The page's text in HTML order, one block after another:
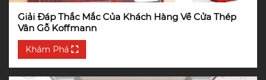
Giải Đáp Thắc Mắc Của Khách Hàng Về Cửa Thép
Vân Gỗ Koffmann
Khám Phá